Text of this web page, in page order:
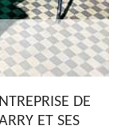
DE
ET SES